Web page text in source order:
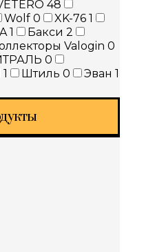
48
Wolf 0 XK-76 1
1 Бакси 2
Valogin 0
0
1 Штиль 0 Эван 1